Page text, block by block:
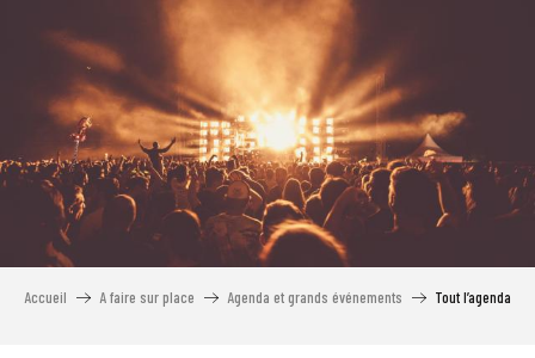
principal
Accueil A faire sur place Agenda et grands événements Tout l’agenda